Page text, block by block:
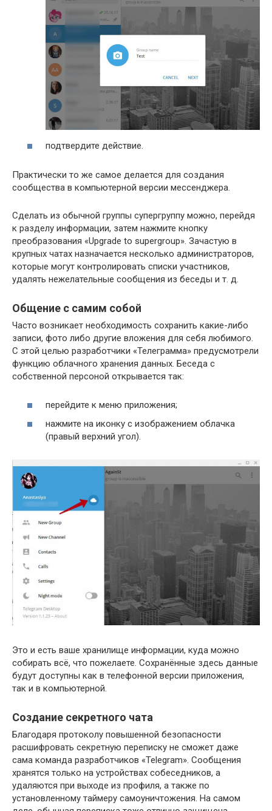
подтвердите действие.
Практически то же самое делается для создания
сообщества в компьютерной версии мессенджера.
Сделать из обычной группы супергруппу можно, перейдя
к разделу информации, затем нажмите кнопку
преобразования «Upgrade to supergroup». Зачастую в
крупных чатах назначается несколько администраторов,
которые могут контролировать списки участников,
удалять нежелательные сообщения из беседы и т. д.
Общение с самим собой
Часто возникает необходимость сохранить какие-либо
записи, фото либо другие вложения для себя любимого.
С этой целью разработчики «Телеграмма» предусмотрели
функцию облачного хранения данных. Беседа с
собственной персоной открывается так:
перейдите к меню приложения;
нажмите на иконку с изображением облачка
(правый верхний угол).
Это и есть ваше хранилище информации, куда можно
собирать всё, что пожелаете. Сохранённые здесь данные
будут доступны как в телефонной версии приложения,
так и в компьютерной.
Создание секретного чата
Благодаря протоколу повышенной безопасности
расшифровать секретную переписку не сможет даже
сама команда разработчиков «Telegram». Сообщения
хранятся только на устройствах собеседников, а
удаляются при выходе из профиля, а также по
установленному таймеру самоуничтожения. На самом